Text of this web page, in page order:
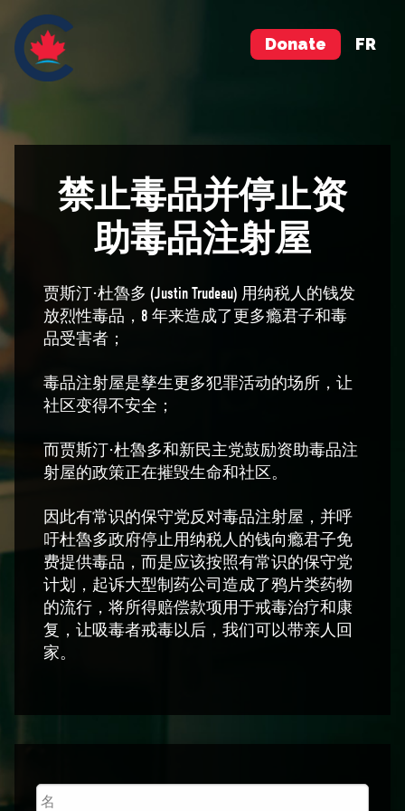
Donate FR
禁止毒品并停止资
助毒品注射屋
贾斯汀·杜魯多 (Justin Trudeau) 用纳税人的钱发
放烈性毒品，8 年来造成了更多瘾君子和毒
品受害者；
毒品注射屋是孳生更多犯罪活动的场所，让
社区变得不安全；
而贾斯汀·杜魯多和新民主党鼓励资助毒品注
射屋的政策正在摧毁生命和社区。
因此有常识的保守党反对毒品注射屋，并呼
吁杜魯多政府停止用纳税人的钱向瘾君子免
费提供毒品，而是应该按照有常识的保守党
计划，起诉大型制药公司造成了鸦片类药物
的流行，将所得赔偿款项用于戒毒治疗和康
复，让吸毒者戒毒以后，我们可以带亲人回
家。
First
Name